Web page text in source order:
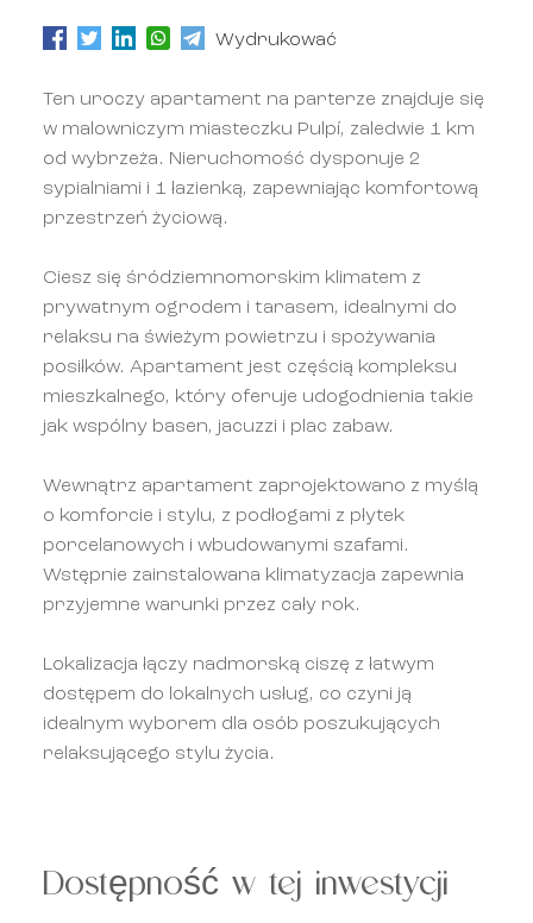
Wydrukować
Ten uroczy apartament na parterze znajduje się
w malowniczym miasteczku Pulpí, zaledwie 1 km
od wybrzeża. Nieruchomość dysponuje 2
sypialniami i 1 łazienką, zapewniając komfortową
przestrzeń życiową.
Ciesz się śródziemnomorskim klimatem z
prywatnym ogrodem i tarasem, idealnymi do
relaksu na świeżym powietrzu i spożywania
posiłków. Apartament jest częścią kompleksu
mieszkalnego, który oferuje udogodnienia takie
jak wspólny basen, jacuzzi i plac zabaw.
Wewnątrz apartament zaprojektowano z myślą
o komforcie i stylu, z podłogami z płytek
porcelanowych i wbudowanymi szafami.
Wstępnie zainstalowana klimatyzacja zapewnia
przyjemne warunki przez cały rok.
Lokalizacja łączy nadmorską ciszę z łatwym
dostępem do lokalnych usług, co czyni ją
idealnym wyborem dla osób poszukujących
relaksującego stylu życia.
Dostępność w tej inwestycji